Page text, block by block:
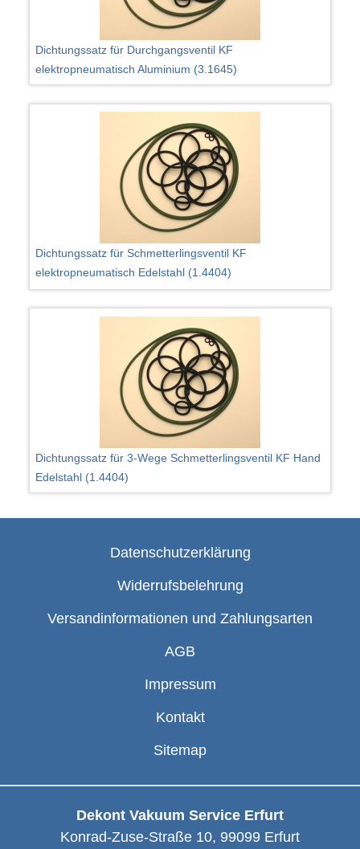
Dichtungssatz für Durchgangsventil KF
elektropneumatisch Aluminium (3.1645)
Dichtungssatz für Schmetterlingsventil KF
elektropneumatisch Edelstahl (1.4404)
Dichtungssatz für 3-Wege Schmetterlingsventil KF Hand
Edelstahl (1.4404)
Datenschutzerklärung
Widerrufsbelehrung
Versandinformationen und Zahlungsarten
AGB
Impressum
Kontakt
Sitemap
Dekont Vakuum Service Erfurt
Konrad-Zuse-Straße 10, 99099 Erfurt